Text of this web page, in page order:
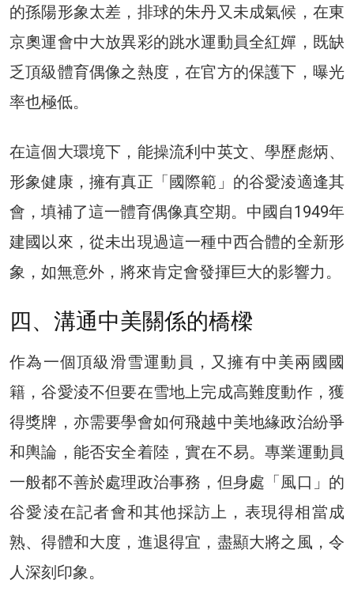
的孫陽形象太差，排球的朱丹又未成氣候，在東
京奧運會中大放異彩的跳水運動員全紅嬋，既缺
乏頂級體育偶像之熱度，在官方的保護下，曝光
率也極低。
在這個大環境下，能操流利中英文、學歷彪炳、
形象健康，擁有真正「國際範」的谷愛淩適逢其
會，填補了這一體育偶像真空期。中國自1949年
建國以來，從未出現過這一種中西合體的全新形
象，如無意外，將來肯定會發揮巨大的影響力。
四、溝通中美關係的橋樑
作為一個頂級滑雪運動員，又擁有中美兩國國
籍，谷愛淩不但要在雪地上完成高難度動作，獲
得獎牌，亦需要學會如何飛越中美地緣政治紛爭
和輿論，能否安全着陸，實在不易。專業運動員
一般都不善於處理政治事務，但身處「風口」的
谷愛淩在記者會和其他採訪上，表現得相當成
熟、得體和大度，進退得宜，盡顯大將之風，令
人深刻印象。